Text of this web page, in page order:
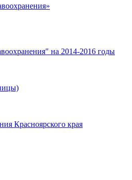
на 2014-2016 годы
Красноярского края